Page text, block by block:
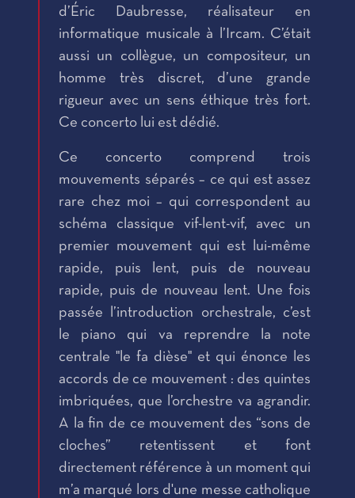
d’Éric Daubresse, réalisateur en
informatique musicale à l’Ircam. C’était
aussi un collègue, un compositeur, un
homme très discret, d’une grande
rigueur avec un sens éthique très fort.
Ce concerto lui est dédié.
Ce concerto comprend trois
mouvements séparés – ce qui est assez
rare chez moi – qui correspondent au
schéma classique vif-lent-vif, avec un
premier mouvement qui est lui-même
rapide, puis lent, puis de nouveau
rapide, puis de nouveau lent. Une fois
passée l’introduction orchestrale, c’est
le piano qui va reprendre la note
centrale "le fa dièse" et qui énonce les
accords de ce mouvement : des quintes
imbriquées, que l’orchestre va agrandir.
A la fin de ce mouvement des “sons de
cloches” retentissent et font
directement référence à un moment qui
m’a marqué lors d'une messe catholique